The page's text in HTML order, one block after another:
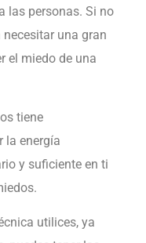
las personas. Si no
una gran
el miedo de una
tiene
la energía
y suficiente en ti
utilices, ya